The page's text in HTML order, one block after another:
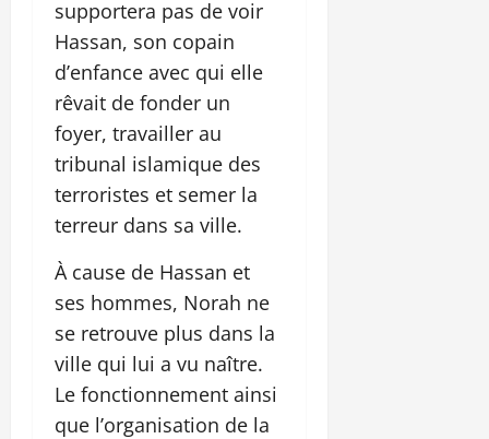
supportera pas de voir
Hassan, son copain
d’enfance avec qui elle
rêvait de fonder un
foyer, travailler au
tribunal islamique des
terroristes et semer la
terreur dans sa ville.
À cause de Hassan et
ses hommes, Norah ne
se retrouve plus dans la
ville qui lui a vu naître.
Le fonctionnement ainsi
que l’organisation de la